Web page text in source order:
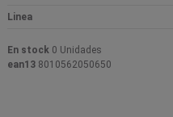
Linea
En stock 0 Unidades
ean13 8010562050650